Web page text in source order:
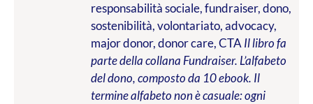
responsabilità sociale, fundraiser, dono,
sostenibilità, volontariato, advocacy,
major donor, donor care, CTA Il libro fa
parte della collana Fundraiser. L’alfabeto
del dono, composto da 10 ebook. Il
termine alfabeto non è casuale: ogni